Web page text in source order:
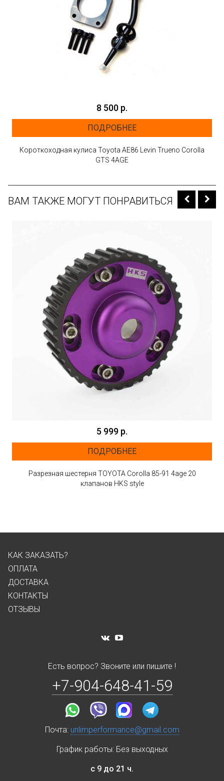
8 500 р.
ПОДРОБНЕЕ
Короткоходная кулиса Toyota AE86 Levin Trueno Corolla
GTS 4AGE
ВАМ ТАКЖЕ МОГУТ ПОНРАВИТЬСЯ
5 999 р.
ПОДРОБНЕЕ
Разрезная шестерня TOYOTA Corolla 85-91 4age 20
клапанов HKS style
КАК ЗАКАЗАТЬ?
ОПЛАТА
ДОСТАВКА
КОНТАКТЫ
ОТЗЫВЫ
Есть вопрос? Звоните или пишите !
+7-904-648-41-59
Почта: unlimperformance@gmail.com
График работы: Без выходных
с 9 до 21 ч.